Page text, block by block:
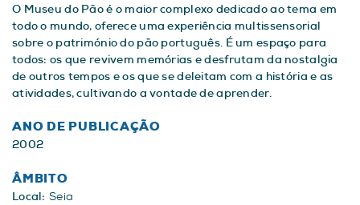
O Museu do Pão é o maior complexo dedicado ao tema em
todo o mundo, oferece uma experiência multissensorial
sobre o património do pão português. É um espaço para
todos: os que revivem memórias e desfrutam da nostalgia
de outros tempos e os que se deleitam com a história e as
atividades, cultivando a vontade de aprender.
ANO DE PUBLICAÇÃO
2002
ÂMBITO
Local: Seia